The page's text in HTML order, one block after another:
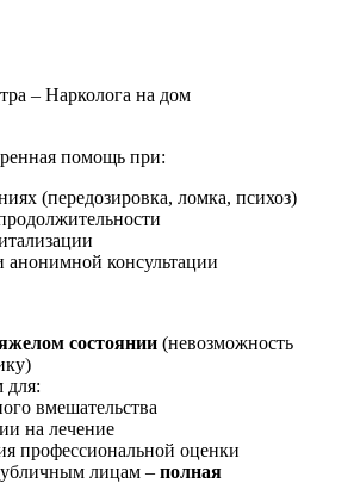
– Нарколога на дом
помощь при:
(передозировка, ломка, психоз)
анонимной консультации
состоянии (невозможность
для:
вмешательства
на лечение
профессиональной оценки
лицам – полная